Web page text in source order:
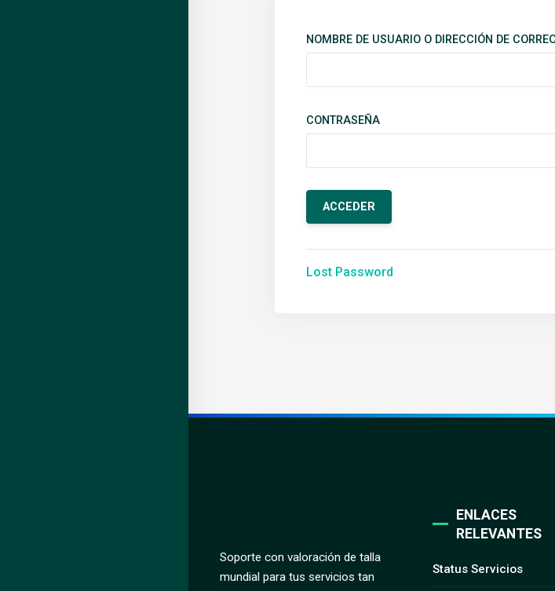
NOMBRE DE USUARIO O DIRECCIÓN DE
CONTRASEÑA
Lost Password
Soporte con valoración de talla
mundial para tus servicios tan
ENLACES
RELEVANTES
Status Servicios